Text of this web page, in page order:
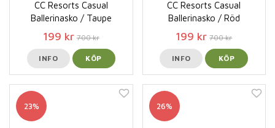
CC Resorts Casual
Ballerinasko / Taupe
199 kr 700 kr
INFO KÖP
CC Resorts Casual
Ballerinasko / Röd
199 kr 700 kr
INFO KÖP
23% 26%